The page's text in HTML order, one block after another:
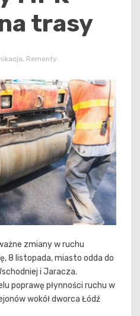
trasy
Remonty
zmiany w ruchu
8 listopada, miasto odda do
i Jaracza.
poprawę płynności ruchu w
wokół dworca Łódź